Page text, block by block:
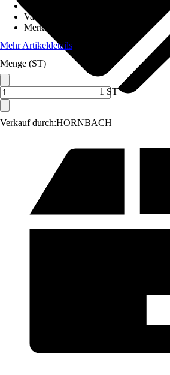
Verkauf durch:HORNBACH
Variante
Küchenarmatur mit Brause
Merkmale
Mehr Artikeldetails
Menge (ST)
1 ST